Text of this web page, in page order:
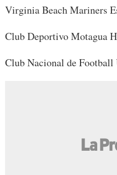
Virginia Beach Mariners
Club Deportivo Motagua
Club Nacional de Football